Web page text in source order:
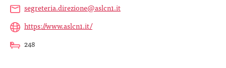
segreteria.direzione@aslcn1.it
https://www.aslcn1.it/
248